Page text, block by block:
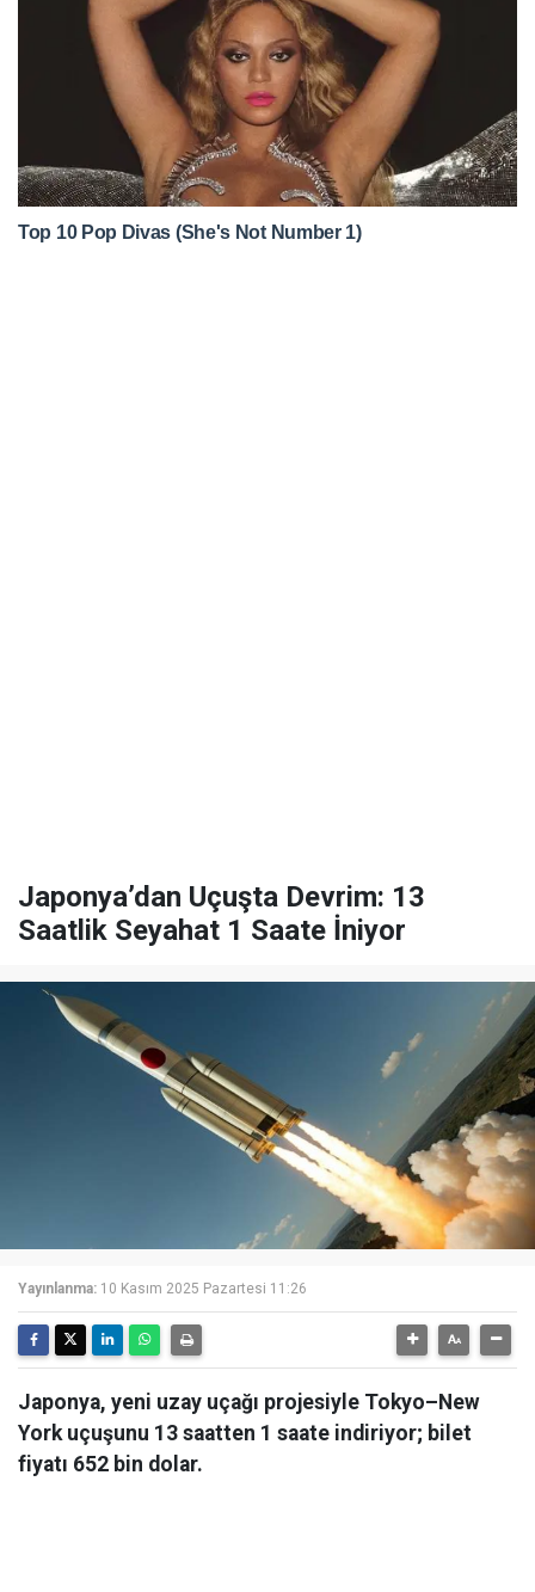
Japonya’dan Uçuşta Devrim: 13
Saatlik Seyahat 1 Saate İniyor
Yayınlanma: 10 Kasım 2025 Pazartesi 11:26
Japonya, yeni uzay uçağı projesiyle Tokyo–New
York uçuşunu 13 saatten 1 saate indiriyor; bilet
fiyatı 652 bin dolar.